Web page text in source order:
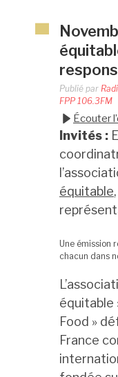
Publié par
FPP 106.3FM
Écouter
Invités :
équitable,
Une émission
chacun dans
équitable
Food »
France